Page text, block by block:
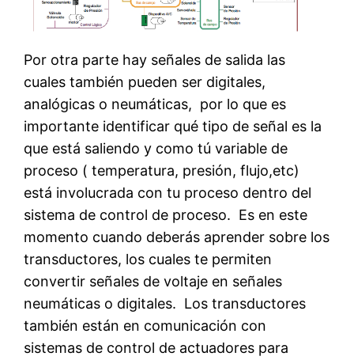
Por otra parte hay señales de salida las
cuales también pueden ser digitales,
analógicas o neumáticas, por lo que es
importante identificar qué tipo de señal es la
que está saliendo y como tú variable de
proceso ( temperatura, presión, flujo,etc)
está involucrada con tu proceso dentro del
sistema de control de proceso. Es en este
momento cuando deberás aprender sobre los
transductores, los cuales te permiten
convertir señales de voltaje en señales
neumáticas o digitales. Los transductores
también están en comunicación con
sistemas de control de actuadores para